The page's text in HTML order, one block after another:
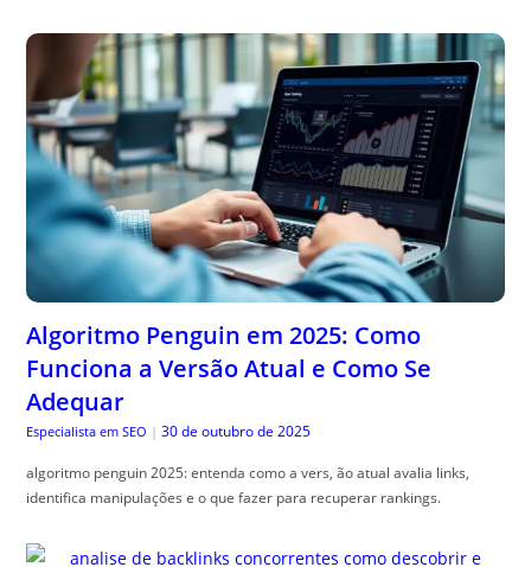
Algoritmo Penguin em 2025: Como
Funciona a Versão Atual e Como Se
Adequar
Especialista em SEO | 30 de outubro de 2025
algoritmo penguin 2025: entenda como a vers, ão atual avalia links,
identifica manipulações e o que fazer para recuperar rankings.